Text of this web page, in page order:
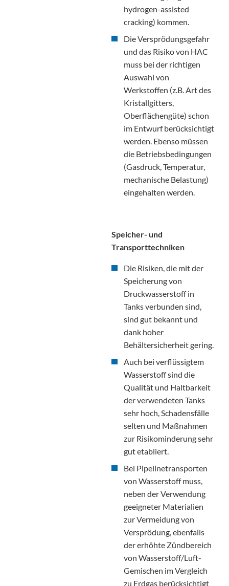
hydrogen-assisted
cracking) kommen.
Die Versprödungsgefahr
und das Risiko von HAC
muss bei der richtigen
Auswahl von
Werkstoffen (z.B. Art des
Kristallgitters,
Oberflächengüte) schon
im Entwurf berücksichtigt
werden. Ebenso müssen
die Betriebsbedingungen
(Gasdruck, Temperatur,
mechanische Belastung)
eingehalten werden.
Speicher- und
Transporttechniken
Die Risiken, die mit der
Speicherung von
Druckwasserstoff in
Tanks verbunden sind,
sind gut bekannt und
dank hoher
Behältersicherheit gering.
Auch bei verflüssigtem
Wasserstoff sind die
Qualität und Haltbarkeit
der verwendeten Tanks
sehr hoch, Schadensfälle
selten und Maßnahmen
zur Risikominderung sehr
gut etabliert.
Bei Pipelinetransporten
von Wasserstoff muss,
neben der Verwendung
geeigneter Materialien
zur Vermeidung von
Versprödung, ebenfalls
der erhöhte Zündbereich
von Wasserstoff/Luft-
Gemischen im Vergleich
zu Erdgas berücksichtigt